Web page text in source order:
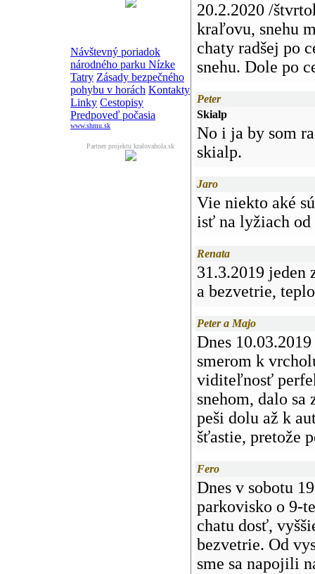
Návštevný poriadok
národného parku Nízke
Tatry Zásady bezpečného
pohybu v horách Kontakty
Linky Cestopisy
Predpoveď počasia
www.shmu.sk
Partner projektu kralovahola.sk
20.2.2020 /
kraľovu, snehu
chaty radšej po
snehu. Dole po
Peter
Skialp
No i ja by som
skialp.
Jaro
Vie niekto aké
isť na lyžiach
Renata
31.3.2019
a bezvetrie,
Peter a Majo
Dnes
smerom k
viditeľnosť
snehom, dalo
peši dolu až k
šťastie, pretože
Fero
Dnes v sobotu
parkovisko o 9-
chatu dosť,
bezvetrie. Od
sme sa napojili